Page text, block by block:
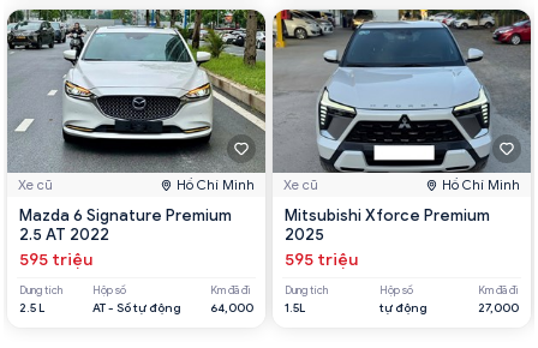
Xe cũ Hồ Chí Minh
Mazda 6 Signature Premium
2.5 AT 2022
595 triệu
Dung tích
2.5 L
Hộp số
AT - Số tự động
Km đã đi
64,000
Xe cũ Hồ Chí Minh
Mitsubishi Xforce Premium
2025
595 triệu
Dung tích
1.5L
Hộp số
tự động
Km đã đi
27,000